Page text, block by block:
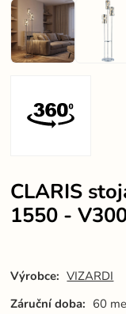
CLARIS
1550 -
Výrobce: VIZARDI
Záruční doba: 60